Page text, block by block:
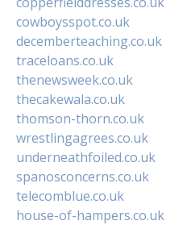
cowboysspot.co.uk
decemberteaching.co.uk
traceloans.co.uk
thenewsweek.co.uk
thecakewala.co.uk
thomson-thorn.co.uk
wrestlingagrees.co.uk
underneathfoiled.co.uk
spanosconcerns.co.uk
telecomblue.co.uk
house-of-hampers.co.uk